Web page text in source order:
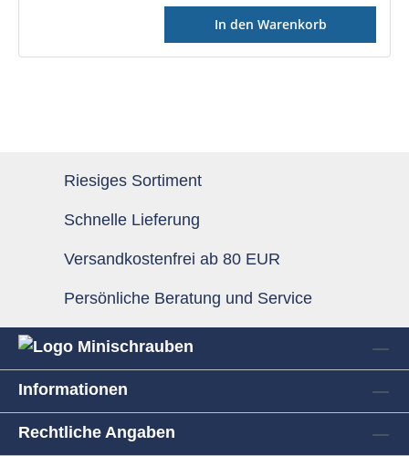
In den Warenkorb
Riesiges Sortiment
Schnelle Lieferung
Versandkostenfrei ab 80 EUR
Persönliche Beratung und Service
Informationen
Rechtliche Angaben